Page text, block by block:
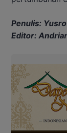
Penulis: Yusro
Editor: